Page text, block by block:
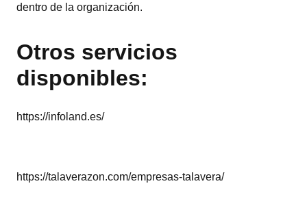
dentro de la organización.
Otros servicios
disponibles:
https://infoland.es/
https://talaverazon.com/empresas-talavera/